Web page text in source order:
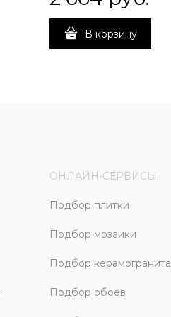
В корзину
ОНЛАЙН-СЕРВИСЫ
Подбор плитки
Подбор мозаики
Подбор керамогранита
Подбор обоев